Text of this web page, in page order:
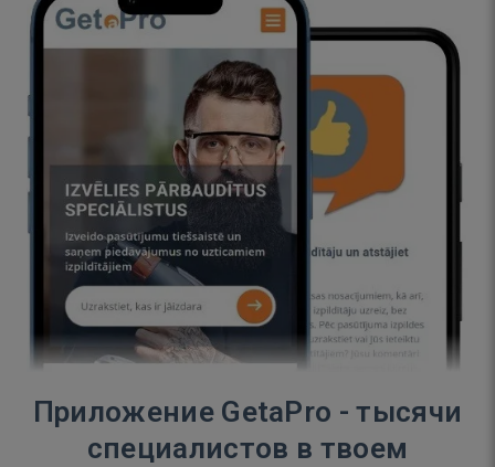
Приложение GetaPro - тысячи
специалистов в твоем